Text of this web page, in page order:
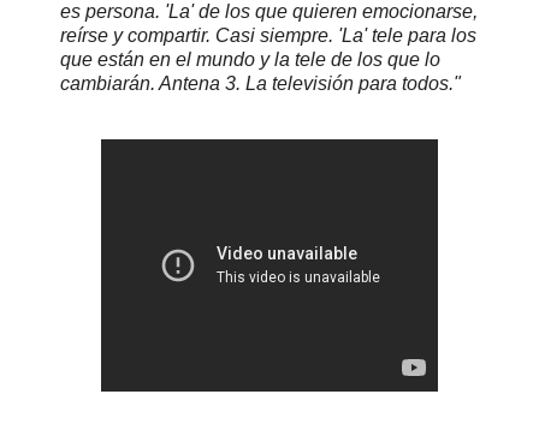
es persona. 'La' de los que quieren emocionarse,
reírse y compartir. Casi siempre. 'La' tele para los
que están en el mundo y la tele de los que lo
cambiarán. Antena 3. La televisión para todos."